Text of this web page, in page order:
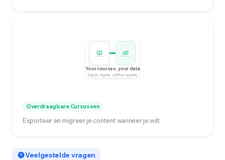
Your courses, your data
Export, migrate, self-host anytime
Overdraagbare Cursussen
Exporteer en migreer je content wanneer je wilt
Veelgestelde vragen